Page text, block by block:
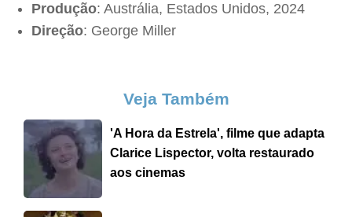
Produção: Austrália, Estados Unidos, 2024
Direção: George Miller
Veja Também
'A Hora da Estrela', filme que adapta
Clarice Lispector, volta restaurado
aos cinemas